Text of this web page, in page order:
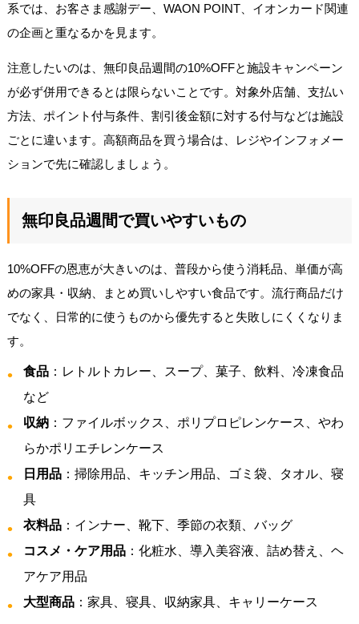
系では、お客さま感謝デー、WAON POINT、イオンカード関連
の企画と重なるかを見ます。
注意したいのは、無印良品週間の10%OFFと施設キャンペーン
が必ず併用できるとは限らないことです。対象外店舗、支払い
方法、ポイント付与条件、割引後金額に対する付与などは施設
ごとに違います。高額商品を買う場合は、レジやインフォメー
ションで先に確認しましょう。
無印良品週間で買いやすいもの
10%OFFの恩恵が大きいのは、普段から使う消耗品、単価が高
めの家具・収納、まとめ買いしやすい食品です。流行商品だけ
でなく、日常的に使うものから優先すると失敗しにくくなりま
す。
食品：レトルトカレー、スープ、菓子、飲料、冷凍食品
など
収納：ファイルボックス、ポリプロピレンケース、やわ
らかポリエチレンケース
日用品：掃除用品、キッチン用品、ゴミ袋、タオル、寝
具
衣料品：インナー、靴下、季節の衣類、バッグ
コスメ・ケア用品：化粧水、導入美容液、詰め替え、ヘ
アケア用品
大型商品：家具、寝具、収納家具、キャリーケース